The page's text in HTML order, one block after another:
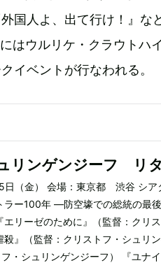
国人よ、出て行け！』な
はウルリケ・クラウトハ
イベントが行なわれる。
リンゲンジーフ リ
日（金） 会場：東京都 渋谷 シア
ラー100年 ―防空壕での総統の最
リーゼのために』（監督：クリ
殺』（監督：クリストフ・シュ
・シュリンゲンジーフ） 『ユナ